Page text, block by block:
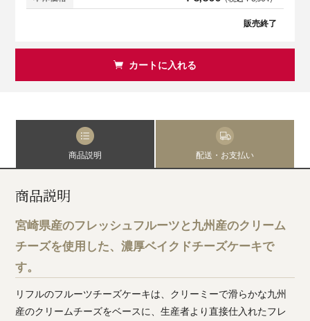
販売終了
カートに入れる
商品説明 配送・お支払い
商品説明
宮崎県産のフレッシュフルーツと九州産のクリーム
チーズを使用した、濃厚ベイクドチーズケーキで
す。
リフルのフルーツチーズケーキは、クリーミーで滑らかな九州
産のクリームチーズをベースに、生産者より直接仕入れたフレ